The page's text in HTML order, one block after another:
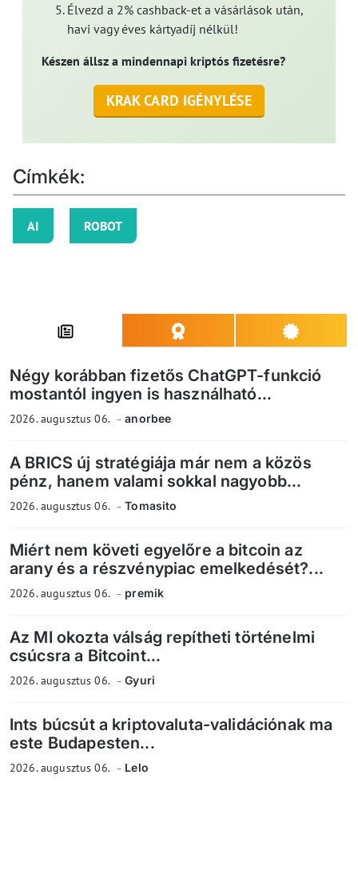
Élvezd a 2% cashback-et a vásárlások után,
havi vagy éves kártyadíj nélkül!
Készen állsz a mindennapi kriptós fizetésre?
KRAK CARD IGÉNYLÉSE
Címkék:
AI ROBOT
Négy korábban fizetős ChatGPT-funkció
mostantól ingyen is használható...
2026. augusztus 06. anorbee
A BRICS új stratégiája már nem a közös
pénz, hanem valami sokkal nagyobb...
2026. augusztus 06. Tomasito
Miért nem követi egyelőre a bitcoin az
arany és a részvénypiac emelkedését?...
2026. augusztus 06. premik
Az MI okozta válság repítheti történelmi
csúcsra a Bitcoint...
2026. augusztus 06. Gyuri
Ints búcsút a kriptovaluta-validációnak ma
este Budapesten...
2026. augusztus 06. Lelo